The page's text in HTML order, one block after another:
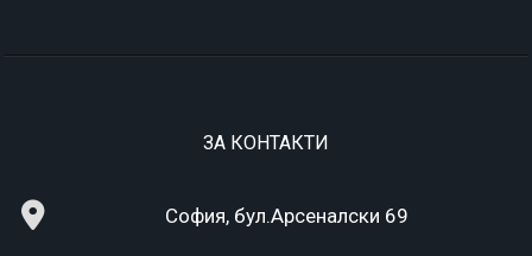
ЗА КОНТАКТИ
София, бул.Арсеналски 69